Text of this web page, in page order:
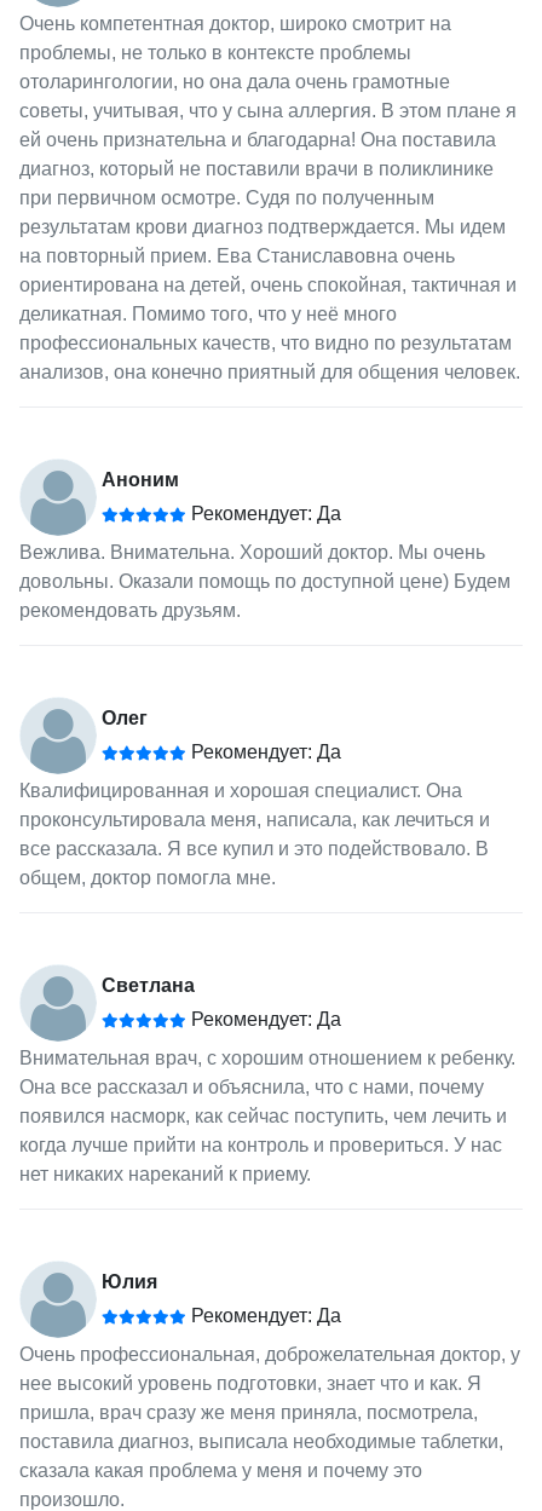
Очень компетентная доктор, широко смотрит на
проблемы, не только в контексте проблемы
отоларингологии, но она дала очень грамотные
советы, учитывая, что у сына аллергия. В этом плане я
ей очень признательна и благодарна! Она поставила
диагноз, который не поставили врачи в поликлинике
при первичном осмотре. Судя по полученным
результатам крови диагноз подтверждается. Мы идем
на повторный прием. Ева Станиславовна очень
ориентирована на детей, очень спокойная, тактичная и
деликатная. Помимо того, что у неё много
профессиональных качеств, что видно по результатам
анализов, она конечно приятный для общения человек.
Аноним
Рекомендует: Да
Вежлива. Внимательна. Хороший доктор. Мы очень
довольны. Оказали помощь по доступной цене) Будем
рекомендовать друзьям.
Олег
Рекомендует: Да
Квалифицированная и хорошая специалист. Она
проконсультировала меня, написала, как лечиться и
все рассказала. Я все купил и это подействовало. В
общем, доктор помогла мне.
Светлана
Рекомендует: Да
Внимательная врач, с хорошим отношением к ребенку.
Она все рассказал и объяснила, что с нами, почему
появился насморк, как сейчас поступить, чем лечить и
когда лучше прийти на контроль и провериться. У нас
нет никаких нареканий к приему.
Юлия
Рекомендует: Да
Очень профессиональная, доброжелательная доктор, у
нее высокий уровень подготовки, знает что и как. Я
пришла, врач сразу же меня приняла, посмотрела,
поставила диагноз, выписала необходимые таблетки,
сказала какая проблема у меня и почему это
произошло.